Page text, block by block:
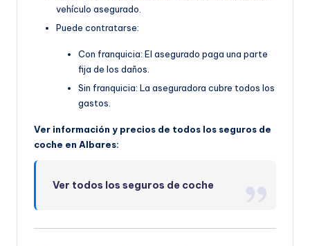
vehículo asegurado.
Puede contratarse:
Con franquicia: El asegurado paga una parte
fija de los daños.
Sin franquicia: La aseguradora cubre todos los
gastos.
Ver información y precios de todos los seguros de
coche en Albares:
Ver todos los seguros de coche